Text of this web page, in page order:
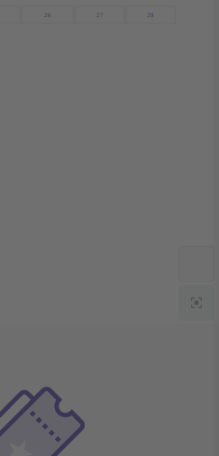
28
26 27